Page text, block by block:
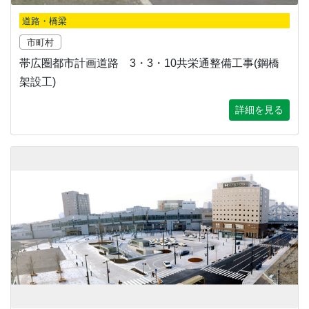
道路・橋梁
市町村
帯広圏都市計画道路 3・3・10共栄通整備工事(鋼橋
架設工)
詳細を見る